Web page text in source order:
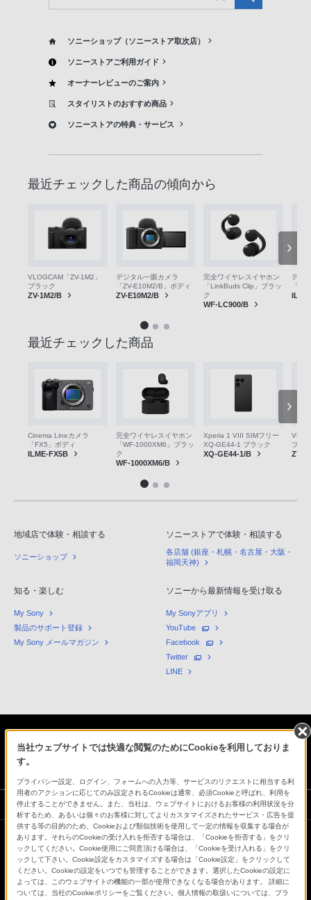
ソニーショップ（ソニーストア取次店）
ソニーストアご利用ガイド
オーナーレビューのご案内
スタイリストのおすすめ商品
ソニーストアの特典・サービス
最近チェックした商品の傾向から
VLOGCAM「ZV-1M2」
ブラック
ZV-1M2/B
デジタル一眼カメラ
「ZV-E10M2/B」ボディ
ZV-E10M2/B
完全ワイヤレスイヤホン
「LinkBuds Clip」ブラッ
ク
WF-LC900/B
デジ
「
最近チェックした商品
Cinema Lineカメラ
「FX5」ボディ
ILME-FX5B
完全ワイヤレスイヤホン
「WF-1000XM6」ブラッ
ク
WF-1000XM6/B
Xperia 1 VIII SIMフリー
XQ-GE44-1 ブラック
XQ-GE44-1/B
ブラ
ZV-
地域店で体験・相談する
ソニーショップ
ソニーストアで体験・相談する
各店舗 (銀座・札幌・名古屋・大阪・
福岡天神)
知る・楽しむ
My Sony
製品のサポート登録
My Sony メールマガジン
ソニーから最新情報を受け取る
My Sonyアプリ
YouTube
Facebook
Twitter
LINE
当社ウェブサイトでは快適な閲覧のためにCookieを利用しておりま
す。
プライバシー設定、ログイン、フォームへの入力等、サービスのリクエストに相当する利
用者のアクションに応じてのみ設定されるCookieは通常、必須Cookieと呼ばれ、利用を
停止することができません。また、当社は、ウェブサイトにおけるお客様の利用状況を分
析するため、あるいは個々のお客様に対してよりカスタマイズされたサービス・広告を提
供する等の目的のため、Cookieおよび類似技術を使用して一定の情報を収集する場合が
あります。それらのCookieの受け入れを拒否する場合は、「Cookieを拒否する」をクリ
ックしてください。Cookie使用にご同意頂ける場合は、「Cookieを受け入れる」をクリ
ックして下さい。Cookie設定をカスタマイズする場合は「Cookie設定」をクリックして
ください。Cookieの設定をいつでも管理することができます。選択したCookieの設定に
よっては、このウェブサイトの機能の一部が使用できなくなる場合があります。 詳細に
ついては、当社のCookieポリシーをご覧ください。個人情報の取扱いについては、プラ
日本
ソニーストアでのお買い物にあたって
会社情報 採用情報 特約店のご案内
ニュースリリース
環境情報
My Sony 利用規約